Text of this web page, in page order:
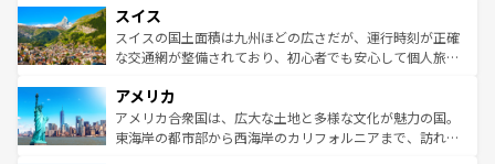
れる地方に足を運ぶとそれぞれで全く異なる文化を体験で
きるだろう。 なお、新着のフランス情報はコンテンツ一覧
を参照してほしい。
は、お酒好きな人にはぜひ体験してほしい。 なお、新着の
ドイツ情報はコンテンツ一覧を参照してほしい。
リアごとに異なる魅力がある。また、優雅なアフタヌーン
ティー、ビール好きにはたまらない英国パブ、サッカー観
戦など、本場だからこそできる体験も豊富。イギリスを旅
ンツ一覧を参照してほしい。
スイス
スイスの国土面積は九州ほどの広さだが、運行時刻が正確
な交通網が整備されており、初心者でも安心して個人旅行
の建物がそのまま残る町や、スイスならではのユニークな
博物館もあり、アルプス観光だけでなく町歩きも満喫する
ことができる。国民の所得が高いため物価も高いが、旅行
アメリカ
アメリカ合衆国は、広大な土地と多様な文化が魅力の国。
東海岸の都市部から西海岸のカリフォルニアまで、訪れる